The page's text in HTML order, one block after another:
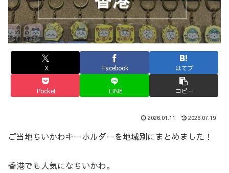
X Facebook はてブ
Pocket LINE コピー
2026.01.11 2026.07.19
ご当地ちいかわキーホルダーを地域別にまとめました！
香港でも人気になちいかわ。